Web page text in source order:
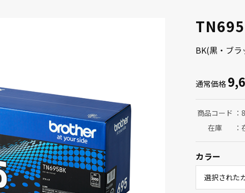
BK(黒・ブ
通常価格
商品コード
在庫
カラー
選択された